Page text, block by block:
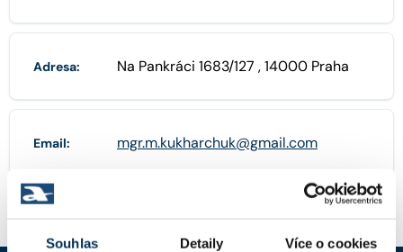
Souhlas Detaily Více o cookies
Adresa: Na Pankráci 1683/127 , 14000 Praha
Email: mgr.m.kukharchuk@gmail.com